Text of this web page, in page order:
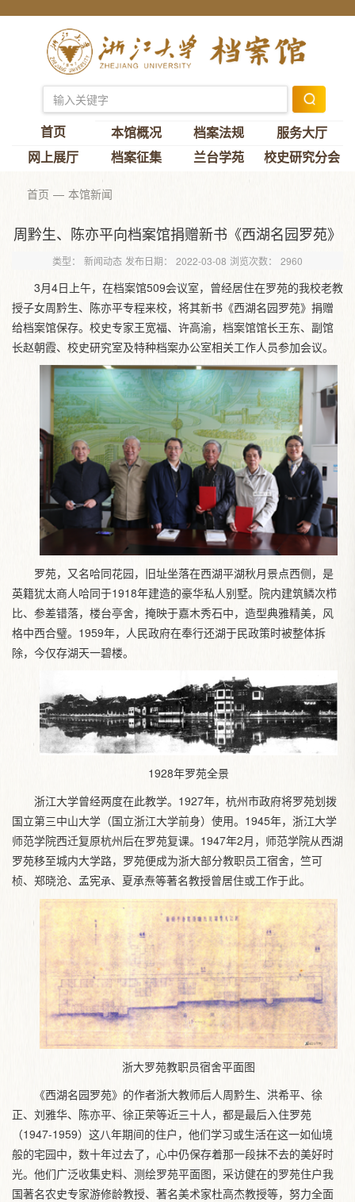
首页 本馆概况 档案法规
服务大厅
网上展厅
档案征集 兰台学苑 校史研究分会
首页 本馆新闻
周黔生、陈亦平向档案馆捐赠新书《西湖名园罗苑》
类型： 新闻动态 发布日期： 2022-03-08 浏览次数： 2960
3月4日上午，在档案馆509会议室，曾经居住在罗苑的我校老教
授子女周黔生、陈亦平专程来校，将其新书《西湖名园罗苑》捐赠
给档案馆保存。校史专家王宽福、许高渝，档案馆馆长王东、副馆
长赵朝霞、校史研究室及特种档案办公室相关工作人员参加会议。
罗苑，又名哈同花园，旧址坐落在西湖平湖秋月景点西侧，是
英籍犹太商人哈同于1918年建造的豪华私人别墅。院内建筑鳞次栉
比、参差错落，楼台亭舍，掩映于嘉木秀石中，造型典雅精美，风
格中西合璧。1959年，人民政府在奉行还湖于民政策时被整体拆
除，今仅存湖天一碧楼。
1928年罗苑全景
浙江大学曾经两度在此教学。1927年，杭州市政府将罗苑划拨
国立第三中山大学（国立浙江大学前身）使用。1945年，浙江大学
师范学院西迁复原杭州后在罗苑复课。1947年2月，师范学院从西湖
罗苑移至城内大学路，罗苑便成为浙大部分教职员工宿舍，竺可
桢、郑晓沧、孟宪承、夏承焘等著名教授曾居住或工作于此。
浙大罗苑教职员宿舍平面图
《西湖名园罗苑》的作者浙大教师后人周黔生、洪希平、徐
正、刘雅华、陈亦平、徐正荣等近三十人，都是最后入住罗苑
（1947-1959）这八年期间的住户，他们学习或生活在这一如仙境
般的宅园中，数十年过去了，心中仍保存着那一段抹不去的美好时
光。他们广泛收集史料、测绘罗苑平面图，采访健在的罗苑住户我
国著名农史专家游修龄教授、著名美术家杜高杰教授等，努力全面